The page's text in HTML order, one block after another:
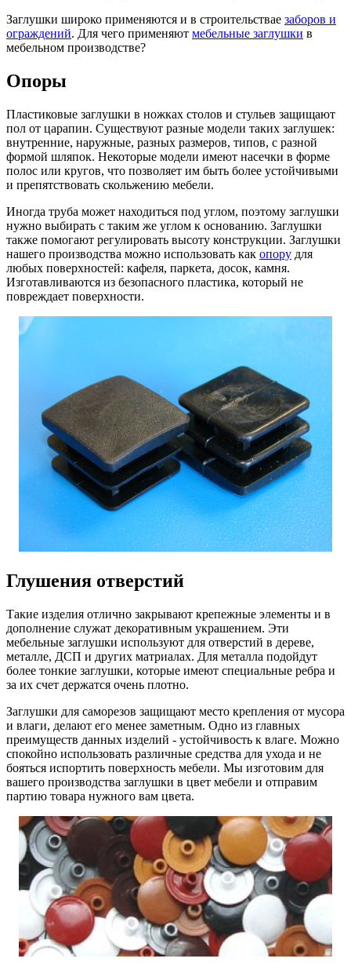
Заглушки широко применяются и в строительствае заборов и
ограждений. Для чего применяют мебельные заглушки в
мебельном производстве?
Опоры
Пластиковые заглушки в ножках столов и стульев защищают
пол от царапин. Существуют разные модели таких заглушек:
внутренние, наружные, разных размеров, типов, с разной
формой шляпок. Некоторые модели имеют насечки в форме
полос или кругов, что позволяет им быть более устойчивыми
и препятствовать скольжению мебели.
Иногда труба может находиться под углом, поэтому заглушки
нужно выбирать с таким же углом к основанию. Заглушки
также помогают регулировать высоту конструкции. Заглушки
нашего производства можно использовать как опору для
любых поверхностей: кафеля, паркета, досок, камня.
Изготавливаются из безопасного пластика, который не
повреждает поверхности.
Глушения отверстий
Такие изделия отлично закрывают крепежные элементы и в
дополнение служат декоративным украшением. Эти
мебельные заглушки используют для отверстий в дереве,
металле, ДСП и других матриалах. Для металла подойдут
более тонкие заглушки, которые имеют специальные ребра и
за их счет держатся очень плотно.
Заглушки для саморезов защищают место крепления от мусора
и влаги, делают его менее заметным. Одно из главных
преимуществ данных изделий - устойчивость к влаге. Можно
спокойно использовать различные средства для ухода и не
бояться испортить поверхность мебели. Мы изготовим для
вашего производства заглушки в цвет мебели и отправим
партию товара нужного вам цвета.